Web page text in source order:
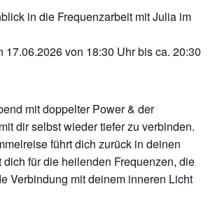
in die Frequenzarbeit mit Julia im
17.06.2026 von 18:30 Uhr bis ca. 20:30
mit doppelter Power & der
dir selbst wieder tiefer zu verbinden.
führt dich zurück in deinen
dich für die heilenden Frequenzen, die
Verbindung mit deinem inneren Licht